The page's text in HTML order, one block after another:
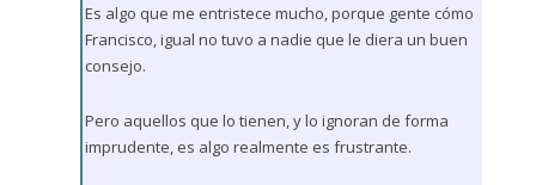
Es algo que me entristece mucho, porque gente cómo
Francisco, igual no tuvo a nadie que le diera un buen
consejo.
Pero aquellos que lo tienen, y lo ignoran de forma
imprudente, es algo realmente es frustrante.